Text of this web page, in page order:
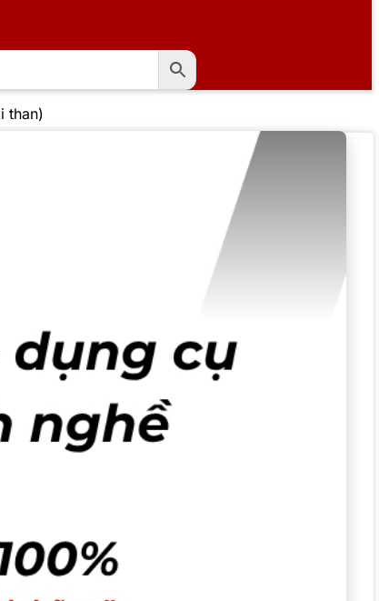
than)